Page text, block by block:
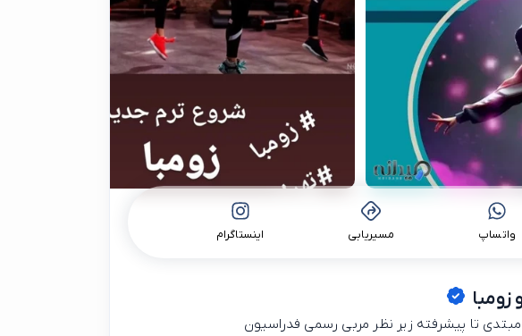
واتساپ مسیریابی اینستاگرام
مبتدی تا پیشرفته زیر نظر مربی رسمی فدراسیون